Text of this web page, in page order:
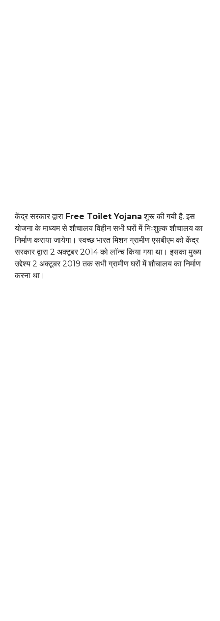
केंद्र सरकार द्वारा Free Toilet Yojana शुरू की गयी है. इस
योजना के माध्यम से शौचालय विहीन सभी घरों में निःशुल्क शौचालय का
निर्माण कराया जायेगा। स्वच्छ भारत मिशन ग्रामीण एसबीएम को केंद्र
सरकार द्वारा 2 अक्टूबर 2014 को लॉन्च किया गया था। इसका मुख्य
उद्देश्य 2 अक्टूबर 2019 तक सभी ग्रामीण घरों में शौचालय का निर्माण
करना था।